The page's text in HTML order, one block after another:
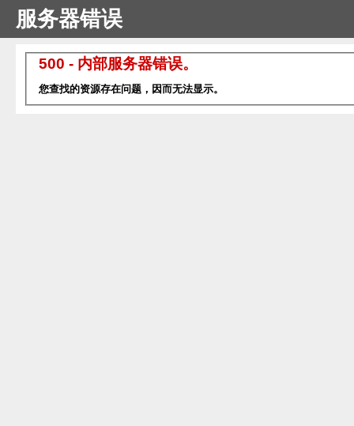
服务器错误
500 - 内部服务器错误。
您查找的资源存在问题，因而无法显示。